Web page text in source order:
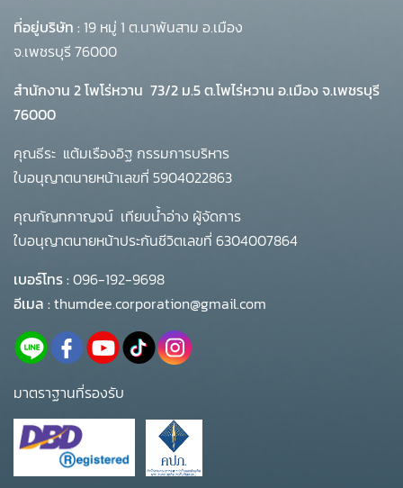
ที่อยู่บริษัท : 19 หมู่ 1 ต.นาพันสาม อ.เมือง
จ.เพชรบุรี 76000
สำนักงาน 2 โพโร่หวาน 73/2 ม.5 ต.โพไร่หวาน อ.เมือง จ.เพชรบุรี
76000
คุณธีระ แต้มเรืองอิฐ กรรมการบริหาร
ใบอนุญาตนายหน้าเลขที่ 5904022863
คุณกัญทกาญจน์ เทียบน้ำอ่าง ผู้จัดการ
ใบอนุญาตนายหน้าประกันชีวิตเลขที่ 6304007864
เบอร์โทร :096-192-9698
อีเมล :thumdee.corporation@gmail.com
มาตราฐานที่รองรับ